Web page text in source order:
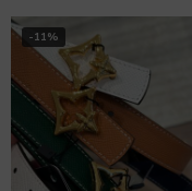
-11%